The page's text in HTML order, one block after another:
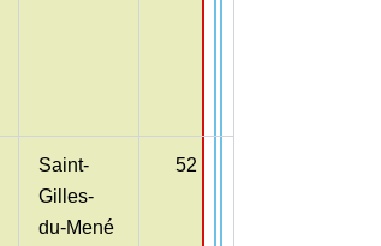
Saint-
Gilles-
du-Mené
52